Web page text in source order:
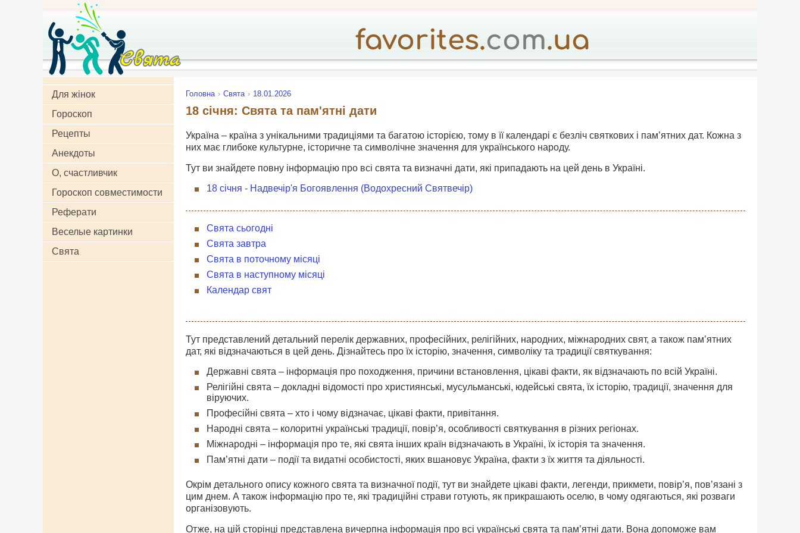
Для жінок
Гороскоп
Рецепты
Анекдоты
О, счастливчик
Гороскоп совместимости
Реферати
Веселые картинки
Свята
Головна Свята 18.01.2026
18 січня: Свята та пам'ятні дати
Україна – країна з унікальними традиціями та багатою історією, тому в її календарі є безліч святкових і пам’ятних дат. Кожна з
них має глибоке культурне, історичне та символічне значення для українського народу.
Тут ви знайдете повну інформацію про всі свята та визначні дати, які припадають на цей день в Україні.
18 січня - Надвечір'я Богоявлення (Водохресний Святвечір)
Свята сьогодні
Свята завтра
Свята в поточному місяці
Свята в наступному місяці
Календар свят
Тут представлений детальний перелік державних, професійних, релігійних, народних, міжнародних свят, а також пам’ятних
дат, які відзначаються в цей день. Дізнайтесь про їх історію, значення, символіку та традиції святкування:
Державні свята – інформація про походження, причини встановлення, цікаві факти, як відзначають по всій Україні.
Релігійні свята – докладні відомості про християнські, мусульманські, юдейські свята, їх історію, традиції, значення для
віруючих.
Професійні свята – хто і чому відзначає, цікаві факти, привітання.
Народні свята – колоритні українські традиції, повір’я, особливості святкування в різних регіонах.
Міжнародні – інформація про те, які свята інших країн відзначають в Україні, їх історія та значення.
Пам’ятні дати – події та видатні особистості, яких вшановує Україна, факти з їх життя та діяльності.
Окрім детального опису кожного свята та визначної події, тут ви знайдете цікаві факти, легенди, прикмети, повір’я, пов’язані з
цим днем. А також інформацію про те, які традиційні страви готують, як прикрашають оселю, в чому одягаються, які розваги
організовують.
Отже, на цій сторінці представлена вичерпна інформація про всі українські свята та пам’ятні дати. Вона допоможе вам